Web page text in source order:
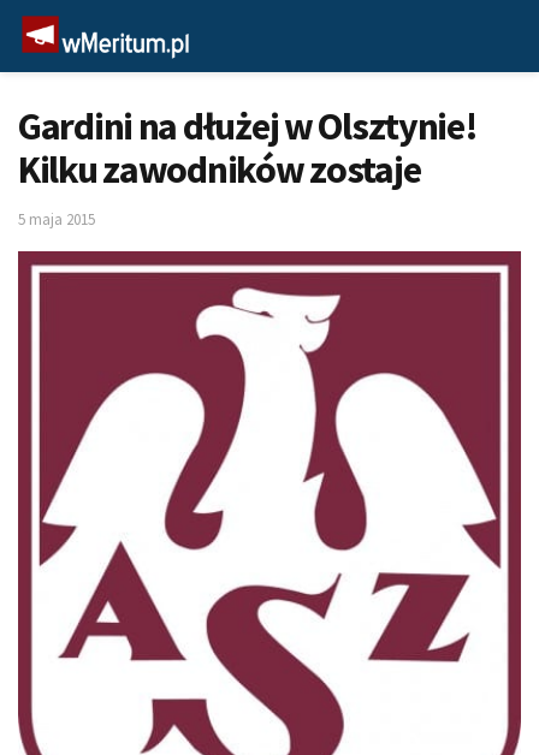
Gardini na dłużej w Olsztynie!
Kilku zawodników zostaje
5 maja 2015